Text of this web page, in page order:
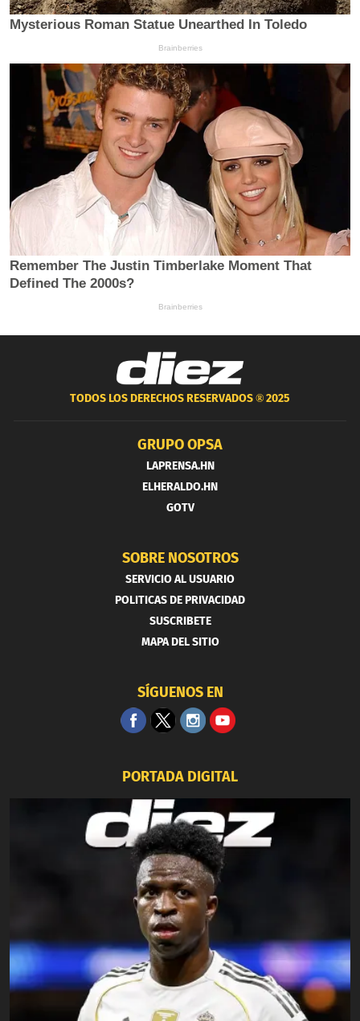
TODOS LOS DERECHOS RESERVADOS ®2025
GRUPO OPSA
LAPRENSA.HN
ELHERALDO.HN
GOTV
SOBRE NOSOTROS
SERVICIO AL USUARIO
POLITICAS DE PRIVACIDAD
SUSCRIBETE
MAPA DEL SITIO
SÍGUENOS EN
PORTADA DIGITAL